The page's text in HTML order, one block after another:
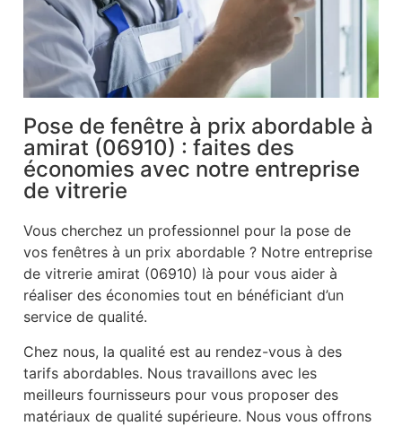
Pose de fenêtre à prix abordable à
amirat (06910) : faites des
économies avec notre entreprise
de vitrerie
Vous cherchez un professionnel pour la pose de
vos fenêtres à un prix abordable ? Notre entreprise
de vitrerie amirat (06910) là pour vous aider à
réaliser des économies tout en bénéficiant d’un
service de qualité.
Chez nous, la qualité est au rendez-vous à des
tarifs abordables. Nous travaillons avec les
meilleurs fournisseurs pour vous proposer des
matériaux de qualité supérieure. Nous vous offrons